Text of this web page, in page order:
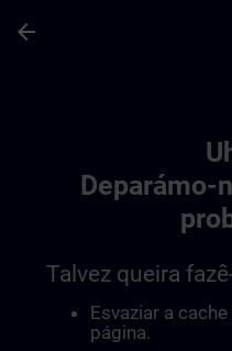
arrow_back
Deparámo-
Talvez queira
Esvaziar a
página.